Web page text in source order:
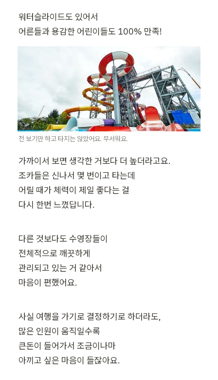
워터슬라이드도 있어서
어른들과 용감한 어린이들도 100% 만족!
전 보기만 하고 타지는 않았어요. 무서워요.
가까이서 보면 생각한 거보다 더 높더라고요.
조카들은 신나서 몇 번이고 타는데
어릴 때가 체력이 제일 좋다는 걸
다시 한번 느꼈답니다.
다른 것보다도 수영장들이
전체적으로 깨끗하게
관리되고 있는 거 같아서
마음이 편했어요.
사실 여행을 가기로 결정하기로 하더라도,
많은 인원이 움직일수록
큰돈이 들어가서 조금이나마
아끼고 싶은 마음이 들잖아요.